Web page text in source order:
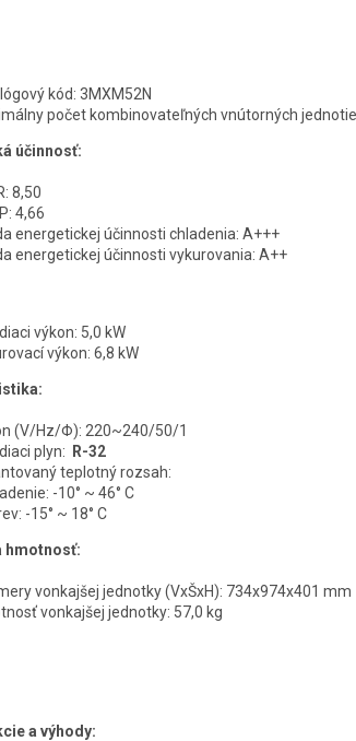
kód: 3MXM52N
počet kombinovateľných vnútorných
účinnosť:
8,50
4,66
energetickej účinnosti chladenia: A+++
energetickej účinnosti vykurovania: A++
výkon: 5,0 kW
výkon: 6,8 kW
(V/Hz/Φ): 220~240/50/1
plyn:
R-32
teplotný rozsah:
-10° ~ 46° C
-15° ~ 18° C
hmotnosť:
vonkajšej jednotky (VxŠxH): 734x974x401 mm
vonkajšej jednotky: 57,0 kg
a výhody: